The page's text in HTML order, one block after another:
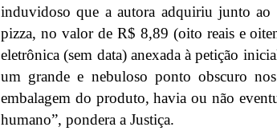
induvidoso que a autora adquiriu junto ao
pizza, no valor de R$ 8,89 (oito reais e
eletrônica (sem data) anexada à petição
um grande e nebuloso ponto obscuro
embalagem do produto, havia ou não
humano”, pondera a Justiça.